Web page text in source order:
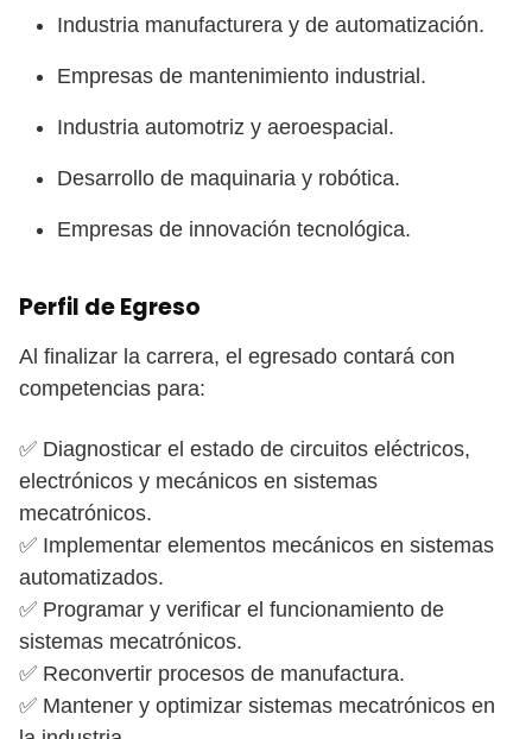
Industria manufacturera y de automatización.
Empresas de mantenimiento industrial.
Industria automotriz y aeroespacial.
Desarrollo de maquinaria y robótica.
Empresas de innovación tecnológica.
Perfil de Egreso
Al finalizar la carrera, el egresado contará con
competencias para:
✅ Diagnosticar el estado de circuitos eléctricos,
electrónicos y mecánicos en sistemas
mecatrónicos.
✅ Implementar elementos mecánicos en sistemas
automatizados.
✅ Programar y verificar el funcionamiento de
sistemas mecatrónicos.
✅ Reconvertir procesos de manufactura.
✅ Mantener y optimizar sistemas mecatrónicos en